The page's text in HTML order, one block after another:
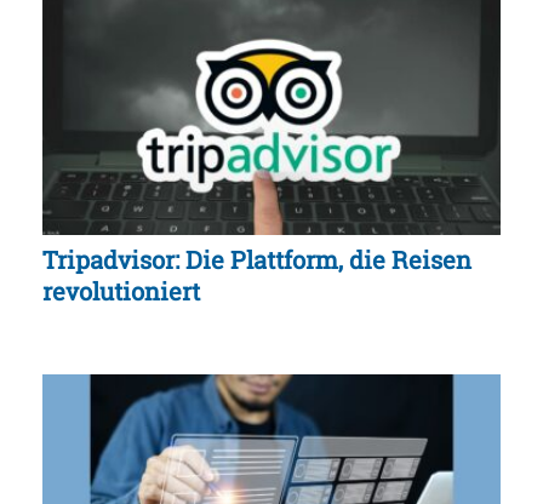
Tripadvisor: Die Plattform, die Reisen
revolutioniert